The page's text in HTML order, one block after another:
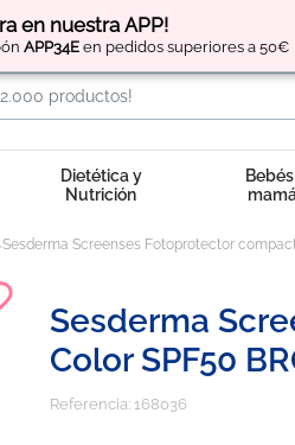
en nuestra APP!
APP34E en pedidos superiores a 50€
Regístratey obtén
Dietética y
Nutrición
Sesderma Screenses Fotoprotector
Sesderma
Color SPF50
Referencia: 168036